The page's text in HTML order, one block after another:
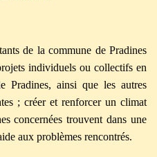
de la commune de Pradines
individuels ou collectifs en
Pradines, ainsi que les autres
; créer et renforcer un climat
concernées trouvent dans une
aux problèmes rencontrés.